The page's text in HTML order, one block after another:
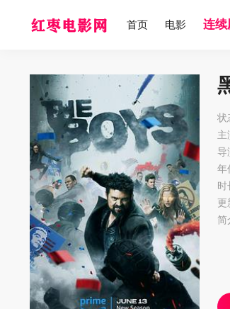
首页 电影 连续
状
主
导
年
时
更
简